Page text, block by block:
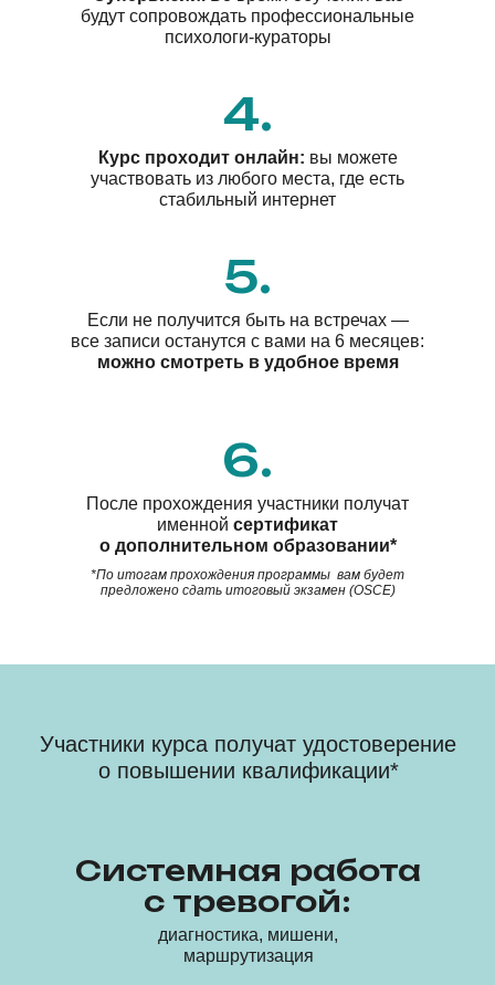
6.
4.
*По итогам прохождения программы вам будет
предложено сдать итоговый экзамен (OSCE)
После прохождения участники получат
именной сертификат
о дополнительном образовании*
5.
Если не получится быть на встречах —
все записи останутся с вами на 6 месяцев:
можно смотреть в удобное время
Курс проходит онлайн: вы можете
участвовать из любого места, где есть
стабильный интернет
будут сопровождать профессиональные
психологи-кураторы
диагностика, мишени,
маршрутизация
Системная работа
с тревогой:
Участники курса получат удостоверение
о повышении квалификации*
и сопровождение
психологов-кураторов
индивидуальные
домашние задания
6 недель обучения
Практический онлайн-курс
Системная работа
с тревогой: